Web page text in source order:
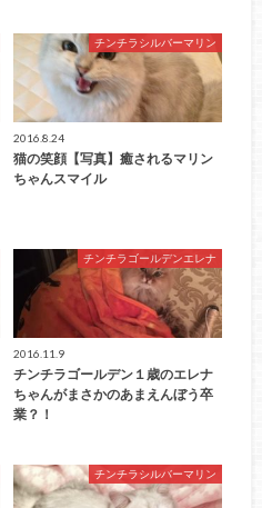
チンチラシルバーマリン
2016.8.24
猫の笑顔【写真】癒されるマリン
ちゃんスマイル
チンチラゴールデンエレナ
2016.11.9
チンチラゴールデン１歳のエレナ
ちゃんがまさかのあまえんぼう卒
業？！
チンチラシルバーマリン